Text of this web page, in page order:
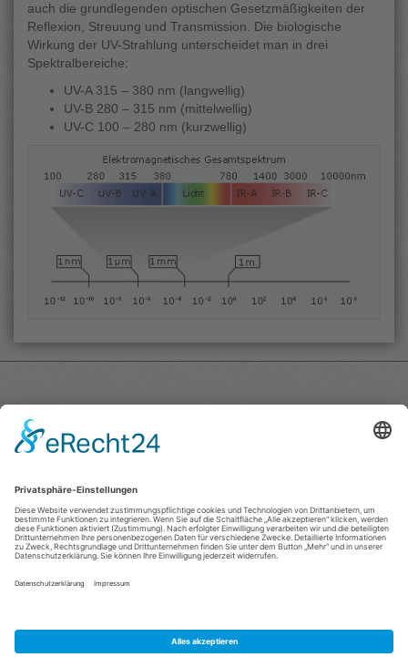
auch die grundlegenden optischen Gesetzmäßigkeiten der
Reflexion, Streuung und Transmission. Die biologische
Wirkung der UV-Strahlung unterscheidet man in drei
Spektralbereiche:
UV-A 315 – 380 nm (langwellig)
UV-B 280 – 315 nm (mittelwellig)
UV-C 100 – 280 nm (kurzwellig)